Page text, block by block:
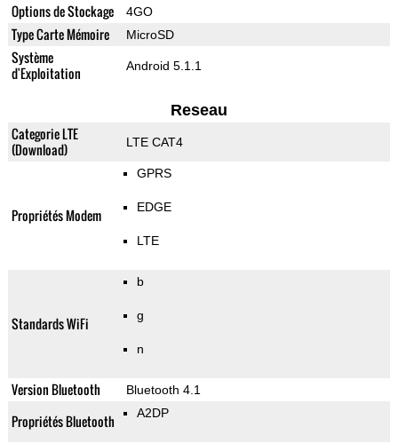
Options de Stockage 4GO
Type Carte Mémoire MicroSD
Système
d'Exploitation
Android 5.1.1
Reseau
Categorie LTE
(Download)
LTE CAT4
Propriétés Modem
GPRS
EDGE
LTE
Standards WiFi
b
g
n
Version Bluetooth Bluetooth 4.1
Propriétés Bluetooth A2DP